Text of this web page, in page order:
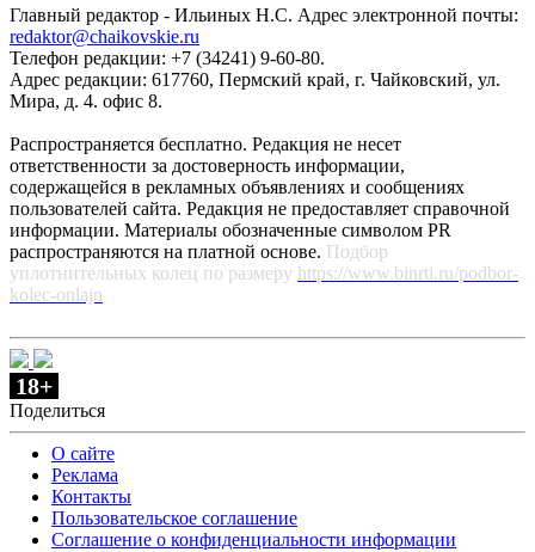
Главный редактор - Ильиных Н.С. Адрес электронной почты:
redaktor@chaikovskie.ru
Телефон редакции: +7 (34241) 9-60-80.
Адрес редакции: 617760, Пермский край, г. Чайковский, ул.
Мира, д. 4. офис 8.
Распространяется бесплатно. Редакция не несет
ответственности за достоверность информации,
содержащейся в рекламных объявлениях и сообщениях
пользователей сайта. Редакция не предоставляет справочной
информации. Материалы обозначенные символом PR
распространяются на платной основе. Подбор
уплотнительных колец по размеру https://www.binrti.ru/podbor-
kolec-onlajn
18+
Поделиться
О сайте
Реклама
Контакты
Пользовательское соглашение
Соглашение о конфиденциальности информации